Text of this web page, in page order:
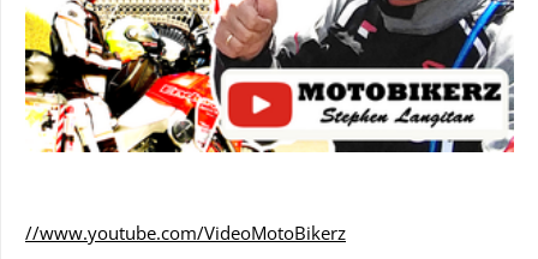
//www.youtube.com/VideoMotoBikerz